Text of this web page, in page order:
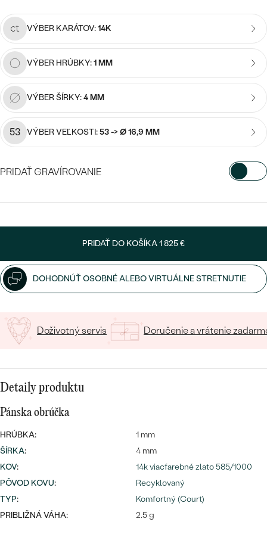
Wave kolekcia
OBJAVIŤ
PODĽA TVARU DRAHOKAMU
NA MIERU
DIAMANTY
Bestsellery
náušnice
Personalizované
prívesky
Najpredávanejšie
prstene
PREZRIEŤ
VÝBER KARÁTOV:14K
VÝBER HRÚBKY:1 MM
VÝBER ŠÍRKY:4 MM
53 VÝBER VEĽKOSTI:53 -> Ø 16,9 MM
PRIDAŤ GRAVÍROVANIE
PRIDAŤ DO KOŠÍKA1 825 €
DOHODNÚŤ OSOBNÉ ALEBO VIRTUÁLNE STRETNUTIE
Doživotný servis Doručenie a vrátenie
Detaily produktu
Pánska obrúčka
HRÚBKA:
1 mm
ŠÍRKA:
4 mm
KOV:
14k viacfarebné zlato 585/1000
PÔVOD KOVU:
Recyklovaný
TYP:
Komfortný (Court)
PRIBLIŽNÁ VÁHA:
2.5 g